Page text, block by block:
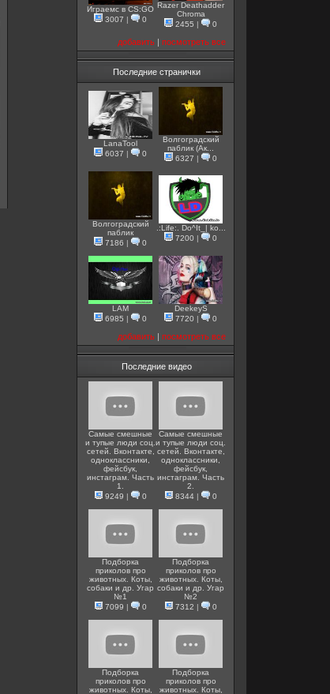
Играемс в CS:GO
3007
0
Razer Deathadder
Chroma
2455
0
добавить посмотреть все
Последние странички
LanaTool
6037
0
Волгоградский
паблик (Ак...
6327
0
Волгоградский
паблик
7186
0
.:Life:. Do^It_| ko...
7200
0
LAM
6985
0
DeekeyS
7720
0
добавить посмотреть все
Последние видео
Самые смешные
и тупые люди соц.
сетей. Вконтакте,
одноклассники,
фейсбук,
инстаграм. Часть
1.
9249
0
Самые смешные
и тупые люди соц.
сетей. Вконтакте,
одноклассники,
фейсбук,
инстаграм. Часть
2.
8344| 0
Подборка
приколов про
животных. Коты,
собаки и др. Угар
№1
7099
0
Подборка
приколов про
животных. Коты,
собаки и др. Угар
№2
7312
0
Подборка
приколов про
животных. Коты,
Подборка
приколов про
животных. Коты,